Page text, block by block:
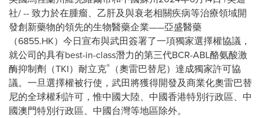
社/ -- 致力於在腫瘤、乙肝及與衰老相關疾病等治療領域開
發創新藥物的領先的生物醫藥企業——亞盛醫藥
（6855.HK）今日宣布與武田簽署了一項獨家選擇權協議，
就公司的具有best-in-class潛力的第三代BCR-ABL酪氨酸激
酶抑制劑（TKI）耐立克® （奧雷巴替尼）達成獨家許可協
議。一旦選擇權被行使，武田將獲得開發及商業化奧雷巴替
尼的全球權利許可，惟中國大陸、中國香港特別行政區、中
國澳門特別行政區、中國台灣等地區除外。